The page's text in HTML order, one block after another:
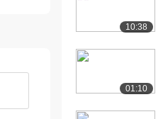
10:38
01:10